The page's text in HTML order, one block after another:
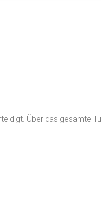
Über das gesamte